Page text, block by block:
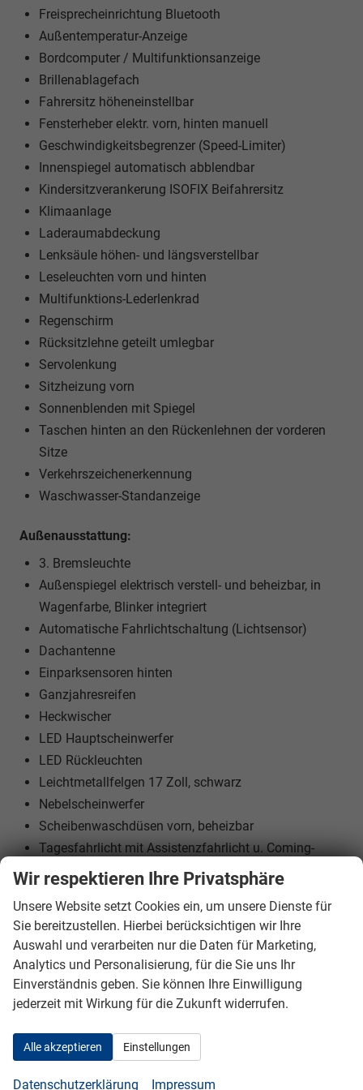
Freisprecheinrichtung Bluetooth
Außentemperatur-Anzeige
Bordcomputer / Multifunktionsanzeige
Brillenablagefach
Fahrersitz höheneinstellbar
Fensterheber elektr. vorn, hinten manuell
Geschwindigkeitsbegrenzer (Speed-Limiter)
Innenspiegel automatisch abblendbar
Kindersitzverankerung ISOFIX Beifahrersitz
Klimaanlage
Laderaumabdeckung
Lenksäule höhen- und längsverstellbar
Leseleuchten vorn und hinten
Multifunktions-Lederlenkrad
Regenschirm
Rücksitzlehne geteilt umlegbar
Servolenkung
Sitzheizung vorn
Sonnenblenden mit Spiegel
Taschen hinten an den Rückenlehnen der vorderen
Sitze
Verkehrszeichenerkennung
Waschwasser-Standanzeige
Außenausstattung:
3. Bremsleuchte
Außenspiegel elektrisch verstell- und beheizbar, in
Wagenfarbe, Blinker integriert
Automatische Fahrlichtschaltung (Lichtsensor)
Dachantenne
Einparksensoren hinten
Ganzjahresreifen
Heckwischer
LED Hauptscheinwerfer
LED Rückleuchten
Leichtmetallfelgen 17 Zoll, schwarz
Nebelscheinwerfer
Scheibenwaschdüsen vorn, beheizbar
Tagesfahrlicht mit Assistenzfahrlicht u. Coming-
Leaving-home Funktion
Türgriffe und Stoßfänger in Wagenfarbe
Zentralverriegelung mit Fernbedienung, Keyless go
Sicherheitsausstattung:
ABS
Ablenkungs- und Müdigkeitserkennung
vorn, Beifahrerairbag deaktivierbar
Wir respektieren Ihre Privatsphäre
Unsere Website setzt Cookies ein, um unsere Dienste für
Sie bereitzustellen. Hierbei berücksichtigen wir Ihre
Auswahl und verarbeiten nur die Daten für Marketing,
Analytics und Personalisierung, für die Sie uns Ihr
Einverständnis geben. Sie können Ihre Einwilligung
jederzeit mit Wirkung für die Zukunft widerrufen.
Alle akzeptieren Einstellungen
Datenschutzerklärung Impressum